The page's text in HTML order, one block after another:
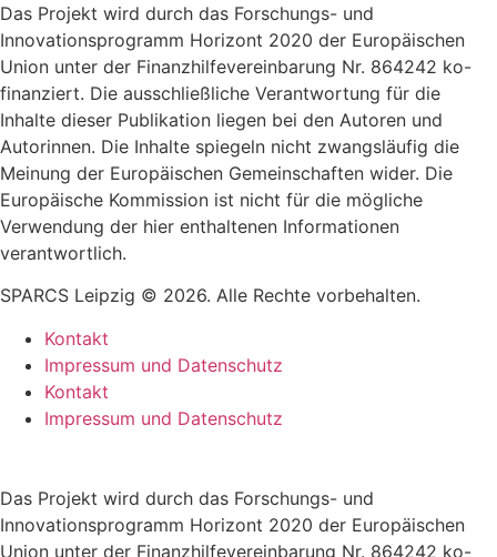
Das Projekt wird durch das Forschungs- und
Innovationsprogramm Horizont 2020 der Europäischen
Union unter der Finanzhilfevereinbarung Nr. 864242 ko-
finanziert. Die ausschließliche Verantwortung für die
Inhalte dieser Publikation liegen bei den Autoren und
Autorinnen. Die Inhalte spiegeln nicht zwangsläufig die
Meinung der Europäischen Gemeinschaften wider. Die
Europäische Kommission ist nicht für die mögliche
Verwendung der hier enthaltenen Informationen
verantwortlich.
SPARCS Leipzig © 2026. Alle Rechte vorbehalten.
Kontakt
Impressum und Datenschutz
Kontakt
Impressum und Datenschutz
Das Projekt wird durch das Forschungs- und
Innovationsprogramm Horizont 2020 der Europäischen
Union unter der Finanzhilfevereinbarung Nr. 864242 ko-